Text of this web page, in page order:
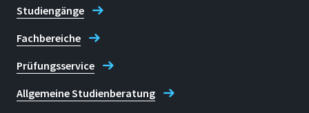
Studiengänge
Fachbereiche
Prüfungsservice
Allgemeine Studienberatung